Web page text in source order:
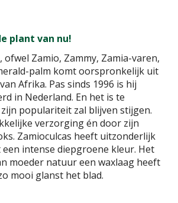
plant van nu!
ofwel Zamio, Zammy, Zamia-varen,
palm komt oorspronkelijk uit
Afrika. Pas sinds 1996 is hij
in Nederland. En het is te
populariteit zal blijven stijgen.
verzorging én door zijn
Zamioculcas heeft uitzonderlijk
intense diepgroene kleur. Het
moeder natuur een waxlaag heeft
mooi glanst het blad.